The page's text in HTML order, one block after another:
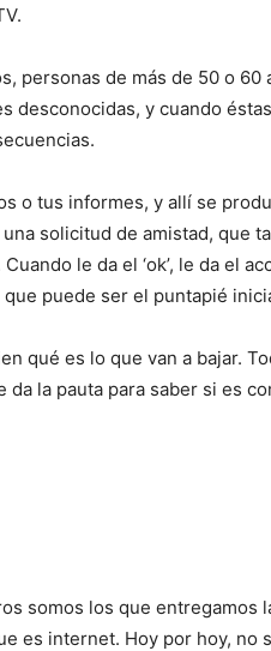
personas de más de 50 o 60
desconocidas, y cuando
o tus informes, y allí se
solicitud de amistad, que
le da el ‘ok’, le da el
puede ser el puntapié
qué es lo que van a bajar.
la pauta para saber si es
somos los que entregamos
es internet. Hoy por hoy, no